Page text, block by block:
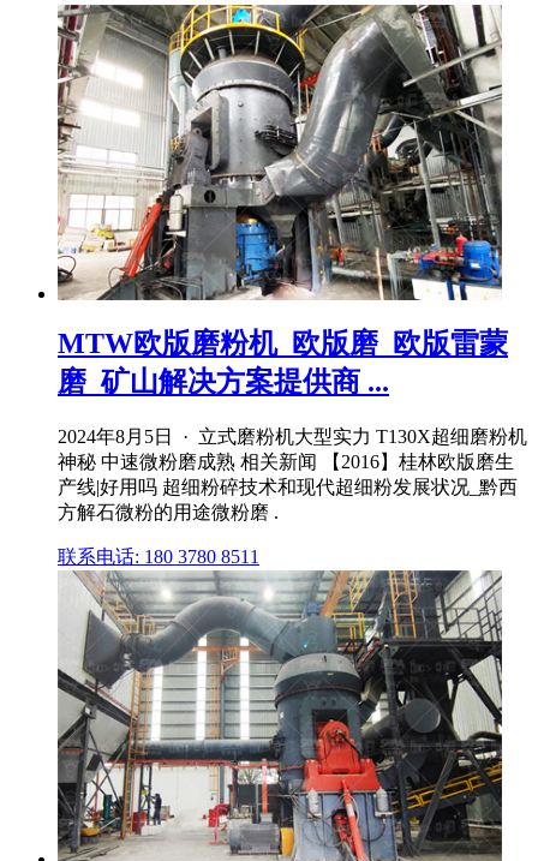
MTW欧版磨粉机_欧版磨_欧版雷蒙
磨_矿山解决方案提供商 ...
2024年8月5日 · 立式磨粉机大型实力 T130X超细磨粉机
神秘 中速微粉磨成熟 相关新闻 【2016】桂林欧版磨生
产线|好用吗 超细粉碎技术和现代超细粉发展状况_黔西
方解石微粉的用途微粉磨 .
联系电话: 180 3780 8511